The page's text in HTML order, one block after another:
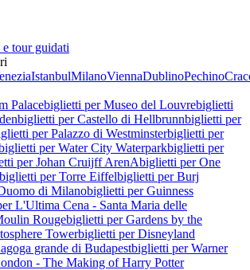
tour guidati
IstanbulMilanoViennaDublinoPechino
Palacebiglietti per Museo del Louvrebiglietti
biglietti per Castello di Hellbrunnbiglietti per
per Palazzo di Westminsterbiglietti per
per Water City Waterparkbiglietti per
per Johan Cruijff ArenAbiglietti per One
biglietti per Torre Eiffelbiglietti per Burj
di Milanobiglietti per Guinness
L'Ultima Cena - Santa Maria delle
Rougebiglietti per Gardens by the
Towerbiglietti per Disneyland
grande di Budapestbiglietti per Warner
- The Making of Harry Potter